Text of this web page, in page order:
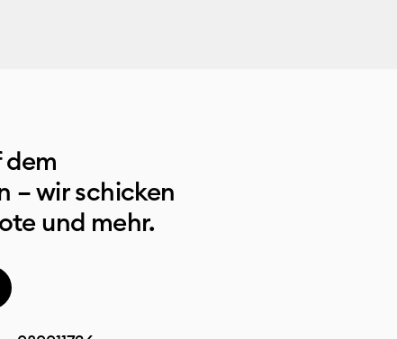
dem
– wir schicken
und mehr.